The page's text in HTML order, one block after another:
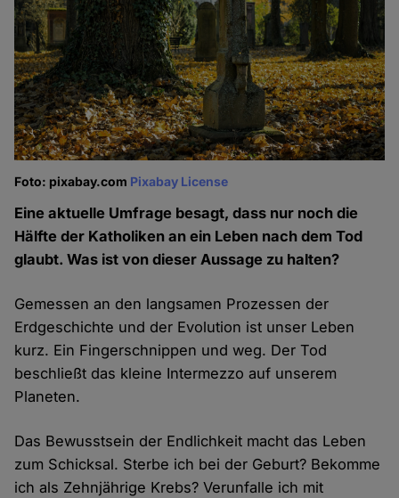
Foto: pixabay.com Pixabay License
Eine aktuelle Umfrage besagt, dass nur noch die
Hälfte der Katholiken an ein Leben nach dem Tod
glaubt. Was ist von dieser Aussage zu halten?
Gemessen an den langsamen Prozessen der
Erdgeschichte und der Evolution ist unser Leben
kurz. Ein Fingerschnippen und weg. Der Tod
beschließt das kleine Intermezzo auf unserem
Planeten.
Das Bewusstsein der Endlichkeit macht das Leben
zum Schicksal. Sterbe ich bei der Geburt? Bekomme
ich als Zehnjährige Krebs? Verunfalle ich mit